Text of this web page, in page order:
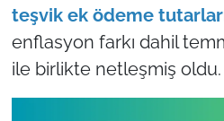
teşvik ek ödeme
enflasyon farkı dahil
ile birlikte netleşmiş oldu.